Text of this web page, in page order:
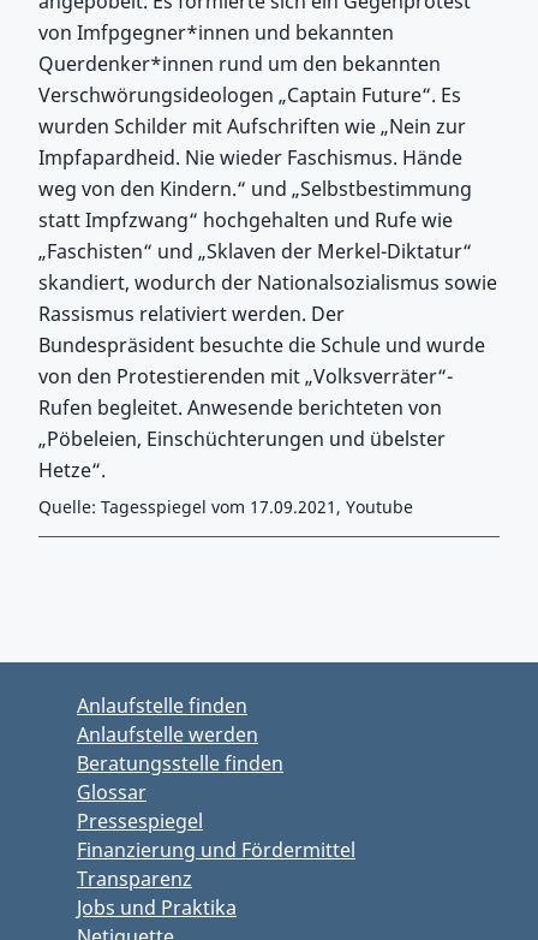
von Imfpgegner*innen und bekannten
Querdenker*innen rund um den bekannten
Verschwörungsideologen „Captain Future“. Es
wurden Schilder mit Aufschriften wie „Nein zur
Impfapardheid. Nie wieder Faschismus. Hände
weg von den Kindern.“ und „Selbstbestimmung
statt Impfzwang“ hochgehalten und Rufe wie
„Faschisten“ und „Sklaven der Merkel-Diktatur“
skandiert, wodurch der Nationalsozialismus sowie
Rassismus relativiert werden. Der
Bundespräsident besuchte die Schule und wurde
von den Protestierenden mit „Volksverräter“-
Rufen begleitet. Anwesende berichteten von
„Pöbeleien, Einschüchterungen und übelster
Hetze“.
Quelle: Tagesspiegel vom 17.09.2021, Youtube
Anlaufstelle finden
Anlaufstelle werden
Beratungsstelle finden
Glossar
Pressespiegel
Finanzierung und Fördermittel
Transparenz
Jobs und Praktika